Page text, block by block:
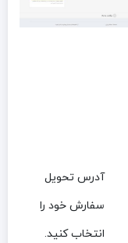
آدرس تحویل
سفارش خود را
انتخاب کنید.